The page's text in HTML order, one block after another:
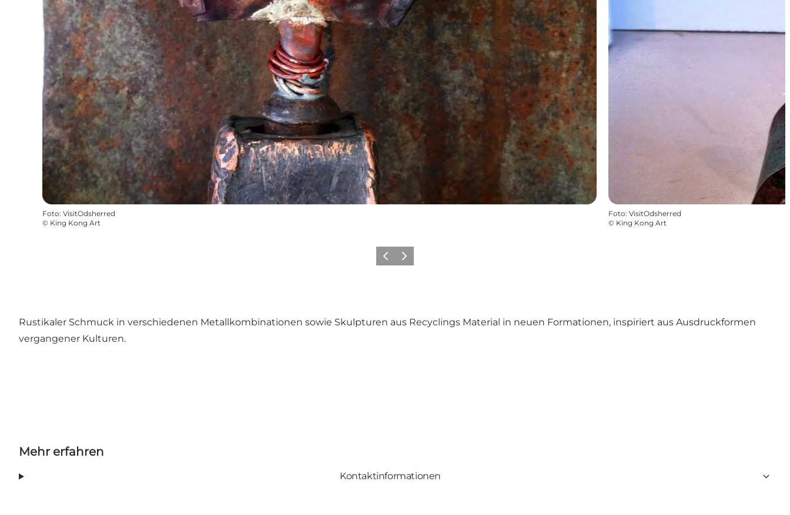
Foto: VisitOdsherred
© King Kong Art
Foto: VisitOdsherred
© King Kong Art
Vorherige Folie
Nächste Folie
Rustikaler Schmuck in verschiedenen Metallkombinationen sowie Skulpturen aus Recyclings Material in neuen Formationen, inspiriert aus Ausdruckformen
vergangener Kulturen.
Mehr erfahren
Kontaktinformationen